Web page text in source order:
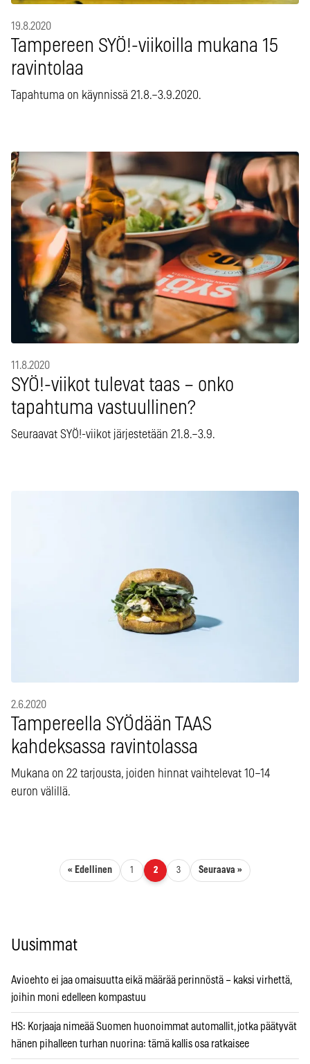
19.8.2020
Tampereen SYÖ!-viikoilla mukana 15
ravintolaa
Tapahtuma on käynnissä 21.8.–3.9.2020.
11.8.2020
SYÖ!-viikot tulevat taas – onko
tapahtuma vastuullinen?
Seuraavat SYÖ!-viikot järjestetään 21.8.–3.9.
2.6.2020
Tampereella SYÖdään TAAS
kahdeksassa ravintolassa
Mukana on 22 tarjousta, joiden hinnat vaihtelevat 10–14
euron välillä.
Artikkelien sivutus
« Edellinen 1 2 3 Seuraava »
Uusimmat
Avioehto ei jaa omaisuutta eikä määrää perinnöstä – kaksi virhettä,
joihin moni edelleen kompastuu
HS: Korjaaja nimeää Suomen huonoimmat automallit, jotka päätyvät
hänen pihalleen turhan nuorina: tämä kallis osa ratkaisee